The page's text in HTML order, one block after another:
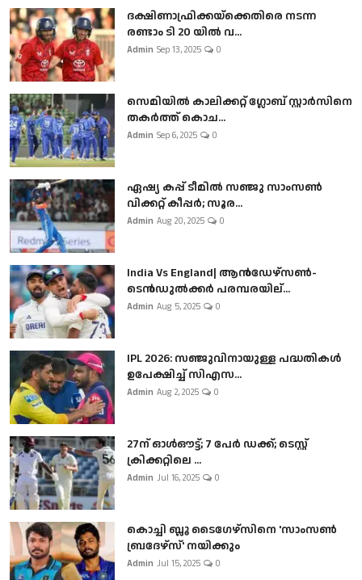
ദക്ഷിണാഫ്രിക്കയ്‌ക്കെതിരെ നടന്ന
രണ്ടാം ടി 20 യിൽ വ...
Admin Sep 13, 2025 0
സെമിയിൽ കാലിക്കറ്റ് ഗ്ലോബ് സ്റ്റാർസിനെ
തകർത്ത് കൊച...
Admin Sep 6, 2025 0
ഏഷ്യ കപ്പ് ടീമിൽ സഞ്ജു സാംസൺ
വിക്കറ്റ് കീപ്പർ; സൂര...
Admin Aug 20, 2025 0
India Vs England| ആൻഡേഴ്സൺ-
ടെൻഡുല്‍ക്കർ പരമ്പരയില്...
Admin Aug 5, 2025 0
IPL 2026: സഞ്ജുവിനായുള്ള പദ്ധതികൾ
ഉപേക്ഷിച്ച് സിഎസ...
Admin Aug 2, 2025 0
27ന് ഓൾഔട്ട്; 7 പേർ ഡക്ക്; ടെസ്റ്റ്
ക്രിക്കറ്റിലെ ...
Admin Jul 16, 2025 0
കൊച്ചി ബ്ലൂ ടൈഗേഴ്സിനെ 'സാംസൺ
ബ്രദേഴ്സ്' നയിക്കും
Admin Jul 15, 2025 0